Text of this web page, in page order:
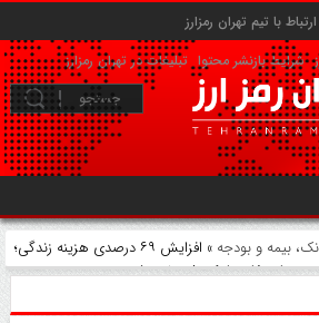
ارتباط با تیم تهران رمزارز
شرایط بازنشر محتوا تبلیغات در تهران رمزارز
بیمه و بودجه
» افزایش ۶۹ درصدی هزینه زندگی؛
مواد غذایی از کنترل خارج شد